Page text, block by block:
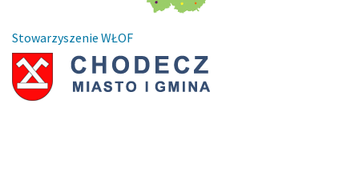
Stowarzyszenie WŁOF